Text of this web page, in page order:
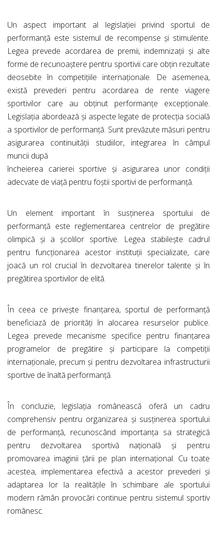
Un aspect important al legislației privind sportul de
performanță este sistemul de recompense și stimulente.
Legea prevede acordarea de premii, indemnizații și alte
forme de recunoaștere pentru sportivii care obțin rezultate
deosebite în competițiile internaționale. De asemenea,
există prevederi pentru acordarea de rente viagere
sportivilor care au obținut performanțe excepționale.
Legislația abordează și aspecte legate de protecția socială
a sportivilor de performanță. Sunt prevăzute măsuri pentru
asigurarea continuității studiilor, integrarea în câmpul
muncii după
încheierea carierei sportive și asigurarea unor condiții
adecvate de viață pentru foștii sportivi de performanță.
Un element important în susținerea sportului de
performanță este reglementarea centrelor de pregătire
olimpică și a școlilor sportive. Legea stabilește cadrul
pentru funcționarea acestor instituții specializate, care
joacă un rol crucial în dezvoltarea tinerelor talente și în
pregătirea sportivilor de elită.
În ceea ce privește finanțarea, sportul de performanță
beneficiază de priorități în alocarea resurselor publice.
Legea prevede mecanisme specifice pentru finanțarea
programelor de pregătire și participare la competiții
internaționale, precum și pentru dezvoltarea infrastructurii
sportive de înaltă performanță.
În concluzie, legislația românească oferă un cadru
comprehensiv pentru organizarea și susținerea sportului
de performanță, recunoscând importanța sa strategică
pentru dezvoltarea sportivă națională și pentru
promovarea imaginii țării pe plan internațional. Cu toate
acestea, implementarea efectivă a acestor prevederi și
adaptarea lor la realitățile în schimbare ale sportului
modern rămân provocări continue pentru sistemul sportiv
românesc.